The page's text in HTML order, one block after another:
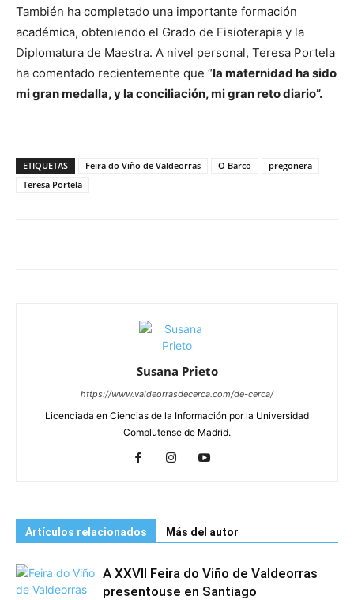
También ha completado una importante formación
académica, obteniendo el Grado de Fisioterapia y la
Diplomatura de Maestra. A nivel personal, Teresa Portela
ha comentado recientemente que “la maternidad ha sido
mi gran medalla, y la conciliación, mi gran reto diario”.
ETIQUETAS Feira do Viño de Valdeorras O Barco
pregonera
Teresa Portela
Susana Prieto
https://www.valdeorrasdecerca.com/de-cerca/
Licenciada en Ciencias de la Información por la Universidad
Complutense de Madrid.
Artículos relacionados Más del autor
A XXVII Feira do Viño de Valdeorras
presentouse en Santiago